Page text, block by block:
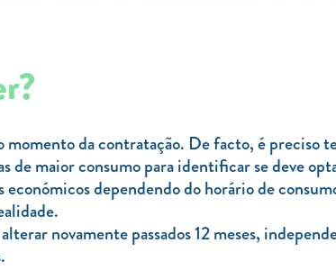
da contratação. De facto, é preciso
de maior consumo para identificar se deve
dependendo do horário de
novamente passados 12 meses,